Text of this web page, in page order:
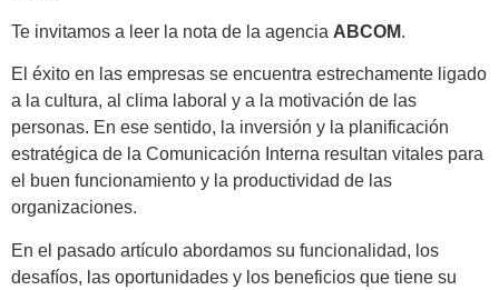
Te invitamos a leer la nota de la agencia ABCOM.
El éxito en las empresas se encuentra estrechamente ligado
a la cultura, al clima laboral y a la motivación de las
personas. En ese sentido, la inversión y la planificación
estratégica de la Comunicación Interna resultan vitales para
el buen funcionamiento y la productividad de las
organizaciones.
En el pasado artículo abordamos su funcionalidad, los
desafíos, las oportunidades y los beneficios que tiene su